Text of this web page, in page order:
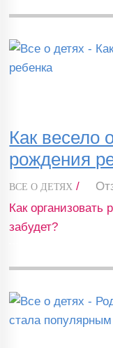
Как весело
рождения
ВСЕ О ДЕТЯХ /
Как организовать
забудет?